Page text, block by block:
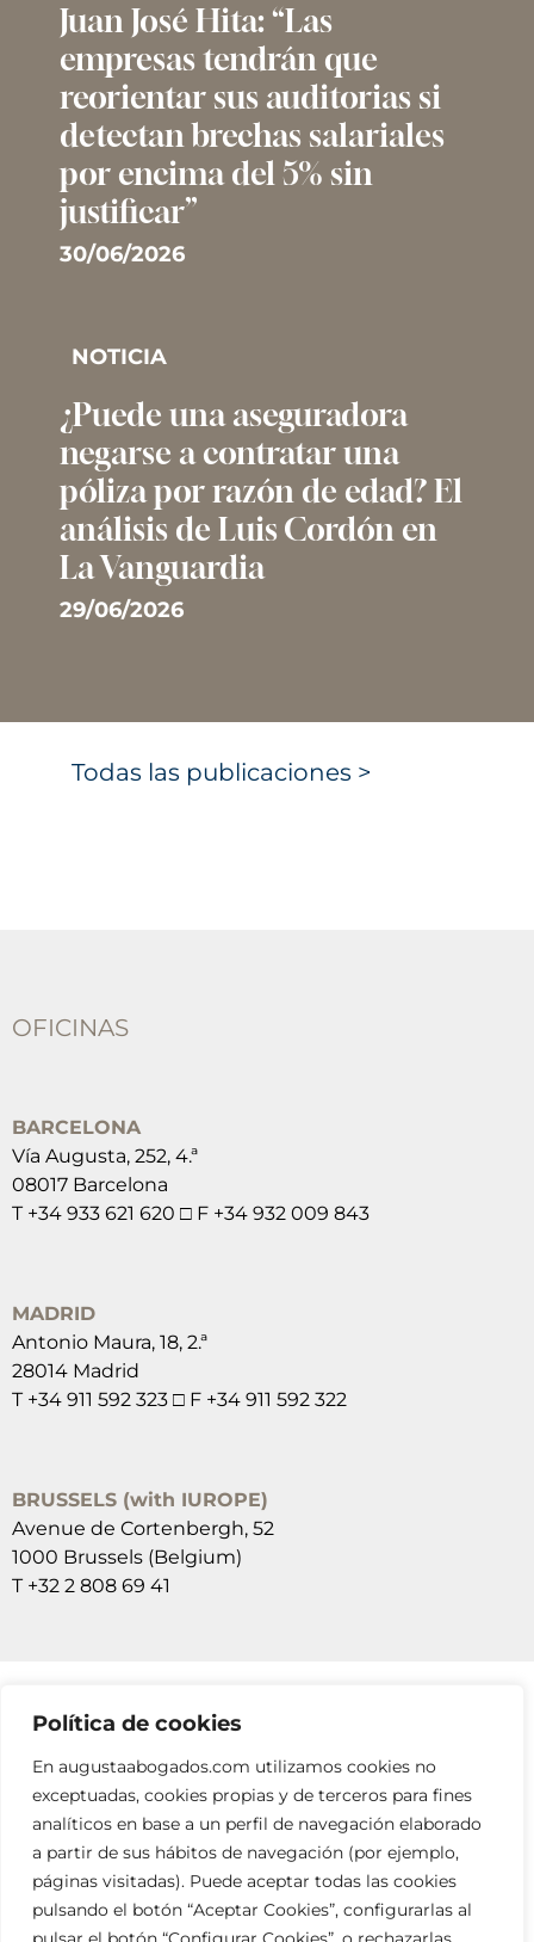
Política de cookies
En augustaabogados.com utilizamos cookies no
exceptuadas, cookies propias y de terceros para fines
analíticos en base a un perfil de navegación elaborado
a partir de sus hábitos de navegación (por ejemplo,
páginas visitadas). Puede aceptar todas las cookies
pulsando el botón “Aceptar Cookies”, configurarlas al
Juan José Hita: “Las
empresas tendrán que
reorientar sus auditorias si
detectan brechas salariales
por encima del 5% sin
justificar”
30/06/2026
NOTICIA
¿Puede una aseguradora
negarse a contratar una
póliza por razón de edad? El
análisis de Luis Cordón en
La Vanguardia
29/06/2026
Todas las publicaciones >
OFICINAS
BARCELONA
Vía Augusta, 252, 4.ª
08017 Barcelona
T +34 933 621 620 □ F +34 932 009 843
MADRID
Antonio Maura, 18, 2.ª
28014 Madrid
T +34 911 592 323 □ F +34 911 592 322
BRUSSELS (with IUROPE)
Avenue de Cortenbergh, 52
1000 Brussels (Belgium)
T +32 2 808 69 41
SUSCRÍBETE A NUESTRAS NEWSLETTERS
RELLENA EL FORMULARIO